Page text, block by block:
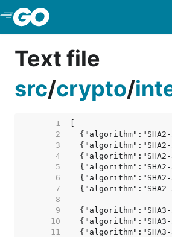
Skip to Main Content
Text file
src/crypto/
     1
     2
     3
     4
     5
     6
     7
     8
     9
    10
    11